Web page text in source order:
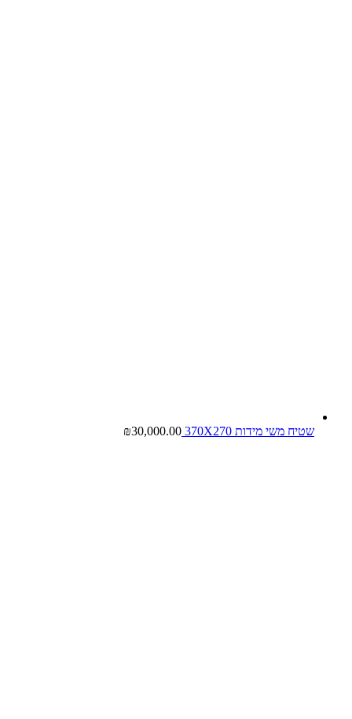
שטיח משי מידות 370X270 ₪30,000.00